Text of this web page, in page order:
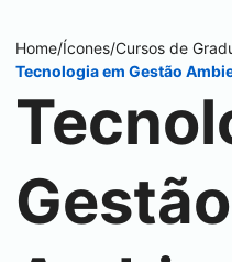
Home/Ícones/Cursos de
Tecnologia em Gestão
Gestão